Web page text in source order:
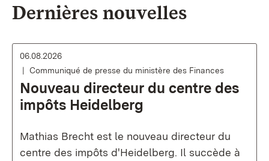
Dernières nouvelles
06.08.2026
Communiqué de presse du ministère des Finances
Nouveau directeur du centre des
impôts Heidelberg
Mathias Brecht est le nouveau directeur du
centre des impôts d'Heidelberg. Il succède à